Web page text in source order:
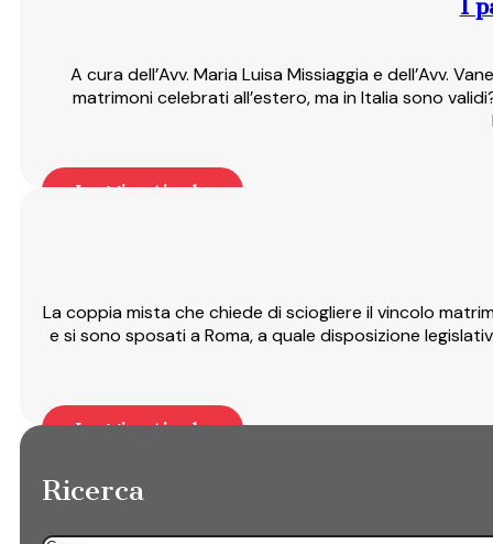
I
A cura dell’Avv. Maria Luisa Missiaggia e dell’Avv.
matrimoni celebrati all’estero, ma in Italia sono
Leggi articolo
La coppia mista che chiede di sciogliere il vincolo
e si sono sposati a Roma, a quale disposizione
Leggi articolo
Ricerca